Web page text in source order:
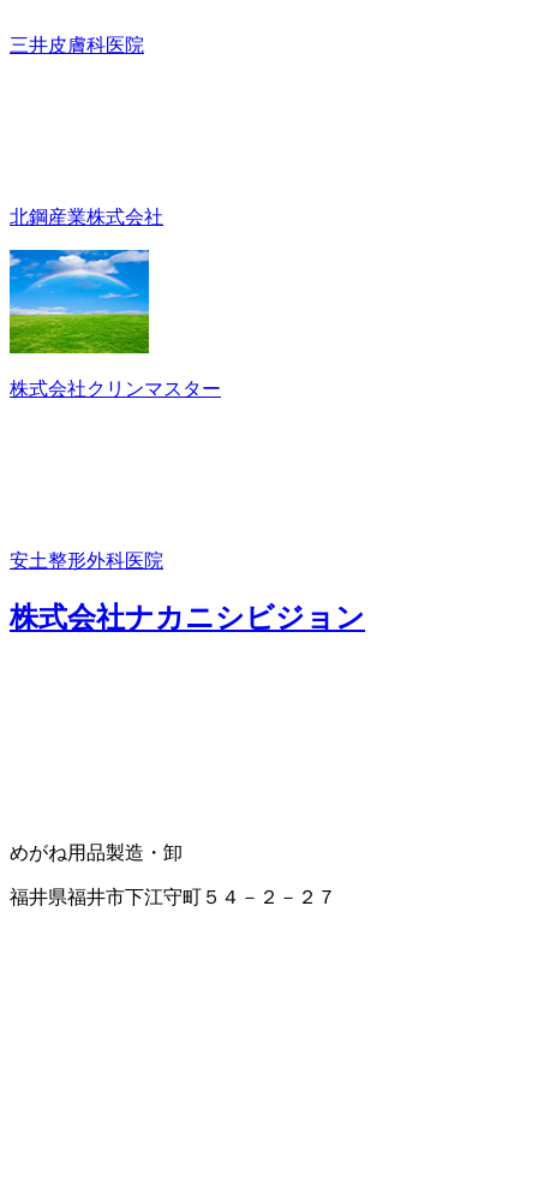
三井皮膚科医院
北鋼産業株式会社
株式会社クリンマスター
安土整形外科医院
株式会社ナカニシビジョン
めがね用品製造・卸
福井県福井市下江守町５４－２－２７